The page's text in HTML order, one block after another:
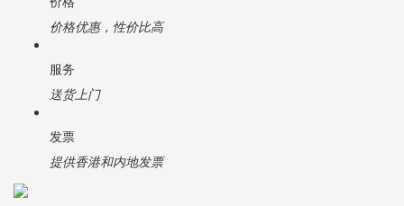
价格
价格优惠，性价比高
服务
送货上门
发票
提供香港和内地发票